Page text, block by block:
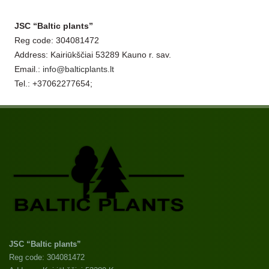
JSC “Baltic plants”
Reg code: 304081472
Address: Kairiūkščiai 53289 Kauno r. sav.
Email.: info@balticplants.lt
Tel.: +37062277654;
JSC “Baltic plants”
Reg code: 304081472